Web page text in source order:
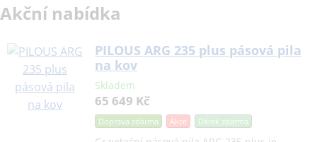
Akční nabídka
PILOUS ARG 235 plus pásová pila
na kov
Skladem
65 649 Kč
Doprava zdarma Akce Dárek zdarma